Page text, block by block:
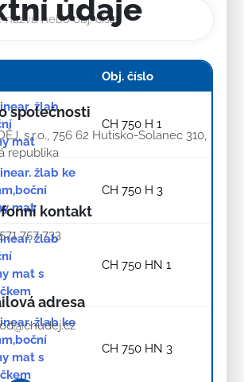
Obj. číslo
žlab
mat
CH 750 H 1
žlab ke
mat
CH 750 H 3
žlab
mat s
CH 750 HN 1
žlab ke
mat s
CH 750 HN 3
údaje
společnosti
s.r.o., 756 62 Hutisko-Solanec 310,
republika
kontakt
757 733
adresa